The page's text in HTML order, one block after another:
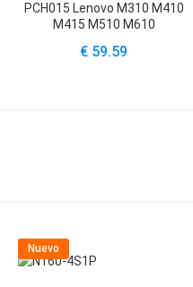
PCH015 Lenovo M310 M410
M415 M510 M610
€ 59.59
Nuevo